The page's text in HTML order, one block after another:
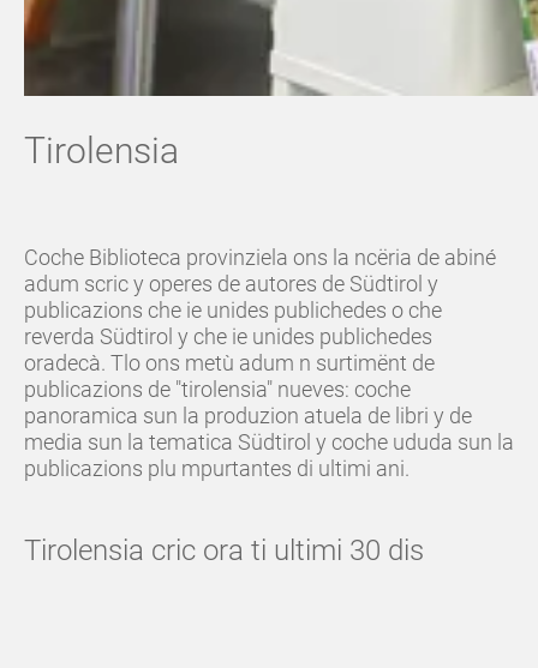
Tirolensia
Coche Biblioteca provinziela ons la ncëria de abiné
adum scric y operes de autores de Südtirol y
publicazions che ie unides publichedes o che
reverda Südtirol y che ie unides publichedes
oradecà. Tlo ons metù adum n surtimënt de
publicazions de "tirolensia" nueves: coche
panoramica sun la produzion atuela de libri y de
media sun la tematica Südtirol y coche ududa sun la
publicazions plu mpurtantes di ultimi ani.
Tirolensia cric ora ti ultimi 30 dis